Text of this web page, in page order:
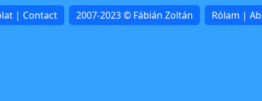
| Contact 2007-2023 © Fábián Zoltán Rólam |